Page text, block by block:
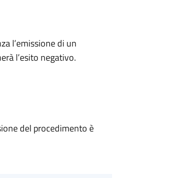
l’emissione di un
l’esito negativo.
del procedimento è